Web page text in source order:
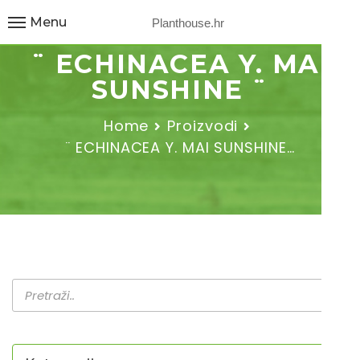
Planthouse.hr
Menu
¨ ECHINACEA Y. MAI
SUNSHINE ¨
Home
Proizvodi
¨ ECHINACEA Y. MAI SUNSHINE…